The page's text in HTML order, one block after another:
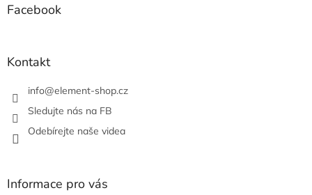
Facebook
Kontakt
info@element-shop.cz
Sledujte nás na FB
Odebírejte naše videa
Informace pro vás